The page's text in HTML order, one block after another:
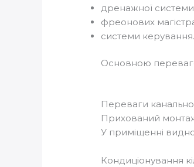
дренажної
фреонових
системи керування.
Основною
Переваги
Прихований
У приміщенні
Кондиціонування